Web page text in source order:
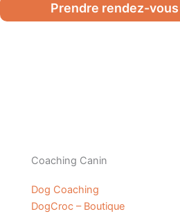
Prendre rendez-vous
Coaching Canin
Dog Coaching
DogCroc – Boutique